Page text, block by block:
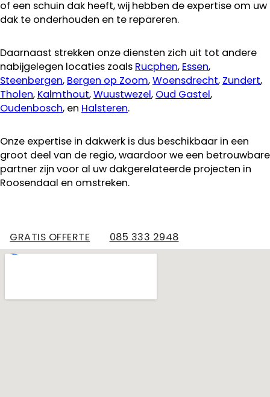
of een schuin dak heeft, wij hebben de expertise om uw
dak te onderhouden en te repareren.
Daarnaast strekken onze diensten zich uit tot andere
nabijgelegen locaties zoals Rucphen, Essen,
Steenbergen, Bergen op Zoom,Woensdrecht, Zundert,
Tholen, Kalmthout,Wuustwezel, Oud Gastel,
Oudenbosch, en Halsteren.
Onze expertise in dakwerk is dus beschikbaar in een
groot deel van de regio, waardoor we een betrouwbare
partner zijn voor al uw dakgerelateerde projecten in
Roosendaal en omstreken.
GRATIS OFFERTE 085 333 2948